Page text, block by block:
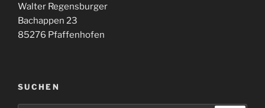
Walter Regensburger
Bachappen 23
85276 Pfaffenhofen
SUCHEN